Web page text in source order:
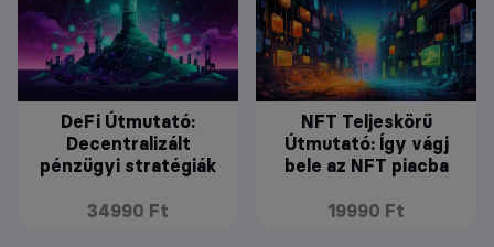
DeFi Útmutató:
Decentralizált
pénzügyi stratégiák
34990 Ft
NFT Teljeskörű
Útmutató: Így vágj
bele az NFT piacba
19990 Ft